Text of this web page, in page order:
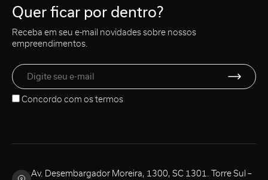
Quer ficar por dentro?
Receba em seu e-mail novidades sobre nossos
empreendimentos.
Concordo com ostermos
Av. Desembargador Moreira, 1300, SC 1301. Torre Sul –